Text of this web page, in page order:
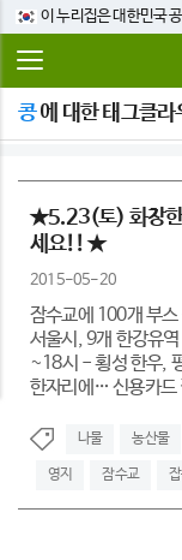
이 누리집은 대한민국
콩에 대한 태그클라
★5.23(토) 화창한
세요!! ★
2015-05-20
잠수교에 100개 부
서울시, 9개 한강유
~18시 - 횡성 한우,
한자리에… 신용카드
나물 농산물
영지 잠수교